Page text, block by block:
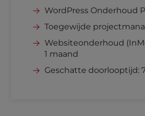
WordPress Onderhoud
Toegewijde
Websiteonderhoud
1 maand
Geschatte doorlooptijd: